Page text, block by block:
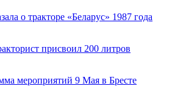
о тракторе «Беларус» 1987 года
присвоил 200 литров
мероприятий 9 Мая в Бресте